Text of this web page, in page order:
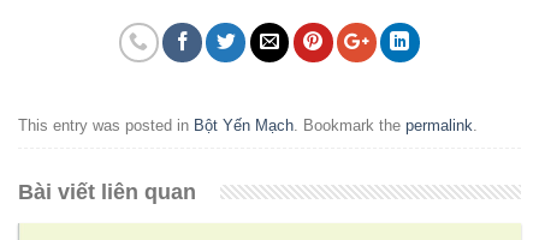
This entry was posted in Bột Yến Mạch. Bookmark the permalink.
Bài viết liên quan